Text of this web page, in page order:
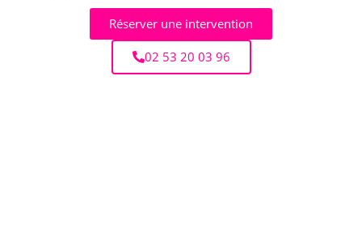
Réserver une intervention
02 53 20 03 96